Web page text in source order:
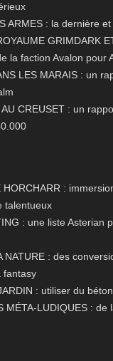
ARMES : la dernière
GRIMDARK
la faction Avalon pour
LES MARAIS : un
AU CREUSET : un
HORCHARR :
talentueux
: une liste Asterian
NATURE : des
fantasy
: utiliser du
MÉTA-LUDIQUES : de